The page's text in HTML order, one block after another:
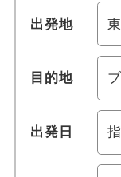
出発地
目的地
出発日
関西
中国
マセイオ
1名参加可能
おひとり様